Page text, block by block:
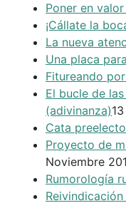
Poner en
¡Cállate la
La nueva
Una placa
Fitureando
El bucle de
(adivinanza)
Cata
Proyecto de
Noviembre
Rumorología